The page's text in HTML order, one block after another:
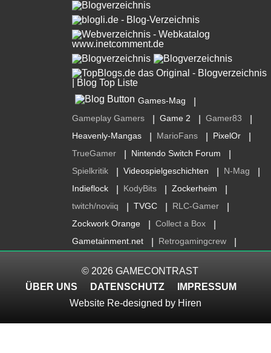
Games-Mag
Gameplay Gamers Game 2 Gamer83
Heavenly-Mangas MarioFans PixelOr
TrueGamer Nintendo Switch Forum
Spielkritik Videospielgeschichten N-Mag
Indieflock KodyBits Zockerheim
twitch/noviiq TVGC RLC-Gamer
Zockwork Orange Collect a Box
Gametainment.net Retrogamingcrew
© 2026 GAMECONTRAST
ÜBER UNS
DATENSCHUTZ
IMPRESSUM
Website Re-designed by Hiren